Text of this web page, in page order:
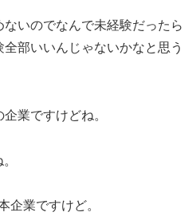
いのでなんで未経験だったら
部いいんじゃないかなと思う
業ですけどね。
企業ですけど。